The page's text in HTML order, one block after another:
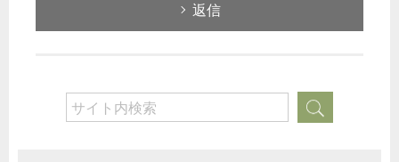
返信